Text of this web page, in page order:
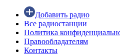
Добавить радио
Все радиостанции
Политика
Правообладателям
Контакты